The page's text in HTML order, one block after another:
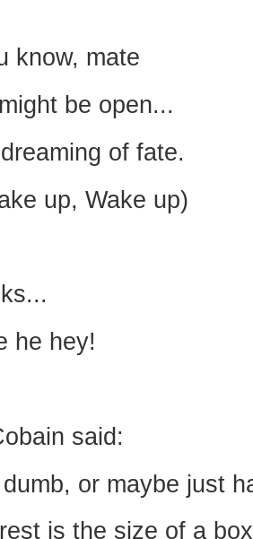
know, mate
be open...
of fate.
up, Wake up)
he hey!
said:
or maybe just
is the size of a box